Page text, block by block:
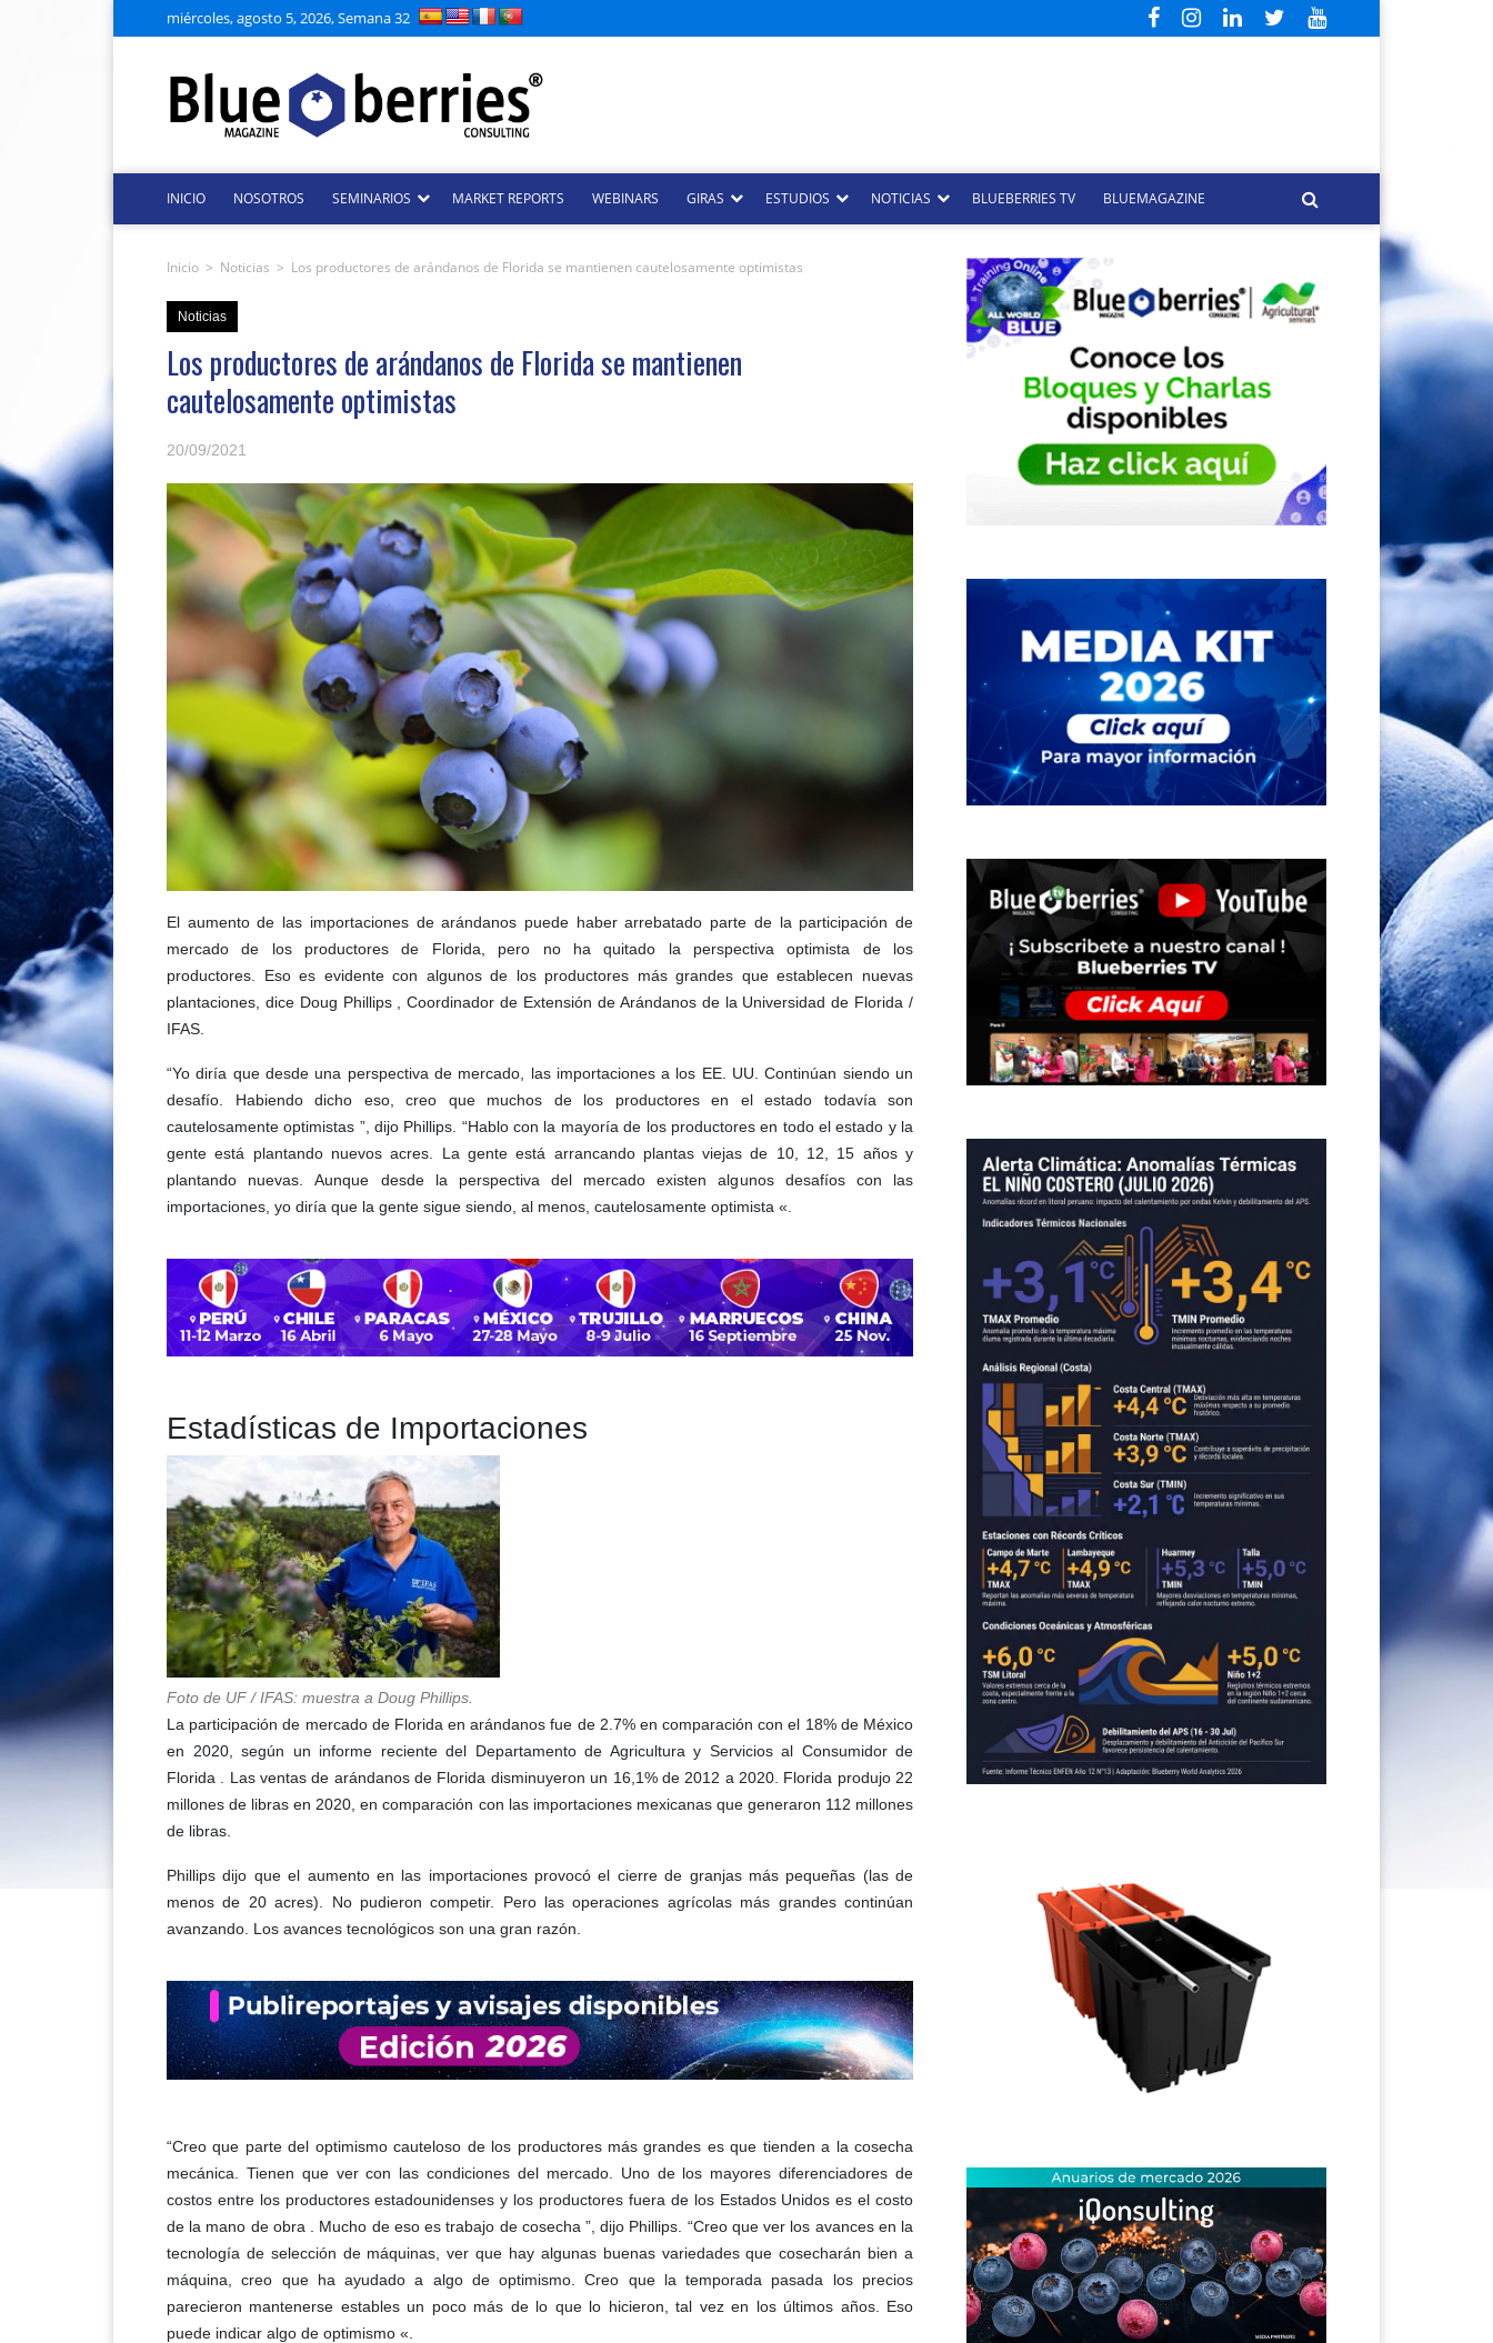
miércoles, agosto 5, 2026, Semana 32
INICIO NOSOTROS SEMINARIOS MARKET REPORTS WEBINARS GIRAS ESTUDIOS NOTICIAS BLUEBERRIES TV BLUEMAGAZINE
Inicio > Noticias > Los productores de arándanos de Florida se mantienen cautelosamente optimistas
Noticias
Los productores de arándanos de Florida se mantienen
cautelosamente optimistas
20/09/2021
El aumento de las importaciones de arándanos puede haber arrebatado parte de la participación de
mercado de los productores de Florida, pero no ha quitado la perspectiva optimista de los
productores. Eso es evidente con algunos de los productores más grandes que establecen nuevas
plantaciones, dice Doug Phillips , Coordinador de Extensión de Arándanos de la Universidad de Florida /
IFAS.
“Yo diría que desde una perspectiva de mercado, las importaciones a los EE. UU. Continúan siendo un
desafío. Habiendo dicho eso, creo que muchos de los productores en el estado todavía son
cautelosamente optimistas ”, dijo Phillips. “Hablo con la mayoría de los productores en todo el estado y la
gente está plantando nuevos acres. La gente está arrancando plantas viejas de 10, 12, 15 años y
plantando nuevas. Aunque desde la perspectiva del mercado existen algunos desafíos con las
importaciones, yo diría que la gente sigue siendo, al menos, cautelosamente optimista «.
Estadísticas de Importaciones
Foto de UF / IFAS: muestra a Doug Phillips.
La participación de mercado de Florida en arándanos fue de 2.7% en comparación con el 18% de México
en 2020, según un informe reciente del Departamento de Agricultura y Servicios al Consumidor de
Florida . Las ventas de arándanos de Florida disminuyeron un 16,1% de 2012 a 2020. Florida produjo 22
millones de libras en 2020, en comparación con las importaciones mexicanas que generaron 112 millones
de libras.
Phillips dijo que el aumento en las importaciones provocó el cierre de granjas más pequeñas (las de
menos de 20 acres). No pudieron competir. Pero las operaciones agrícolas más grandes continúan
avanzando. Los avances tecnológicos son una gran razón.
“Creo que parte del optimismo cauteloso de los productores más grandes es que tienden a la cosecha
mecánica. Tienen que ver con las condiciones del mercado. Uno de los mayores diferenciadores de
costos entre los productores estadounidenses y los productores fuera de los Estados Unidos es el costo
de la mano de obra . Mucho de eso es trabajo de cosecha ”, dijo Phillips. “Creo que ver los avances en la
tecnología de selección de máquinas, ver que hay algunas buenas variedades que cosecharán bien a
máquina, creo que ha ayudado a algo de optimismo. Creo que la temporada pasada los precios
parecieron mantenerse estables un poco más de lo que lo hicieron, tal vez en los últimos años. Eso
puede indicar algo de optimismo «.